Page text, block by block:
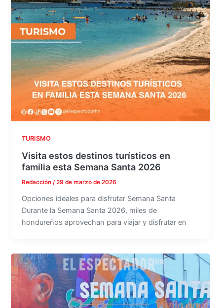
TURISMO
Visita estos destinos turísticos en
familia esta Semana Santa 2026
Redacción /29 de marzo de 2026
Opciones ideales para disfrutar Semana Santa
Durante la Semana Santa 2026, miles de
hondureños aprovechan para viajar y disfrutar en